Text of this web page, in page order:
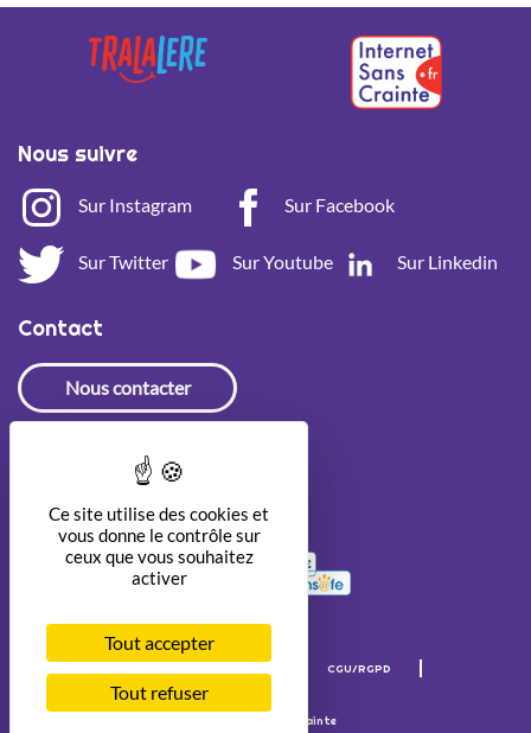
Ce site utilise des cookies et
vous donne le contrôle sur
ceux que vous souhaitez
activer
Tout accepter
Tout refuser
Contact
Nous contacter
Nous suivre
Sur Instagram Sur Facebook
Sur Twitter Sur Youtube Sur Linkedin
CGU/RGPD
Accessibilité
© Internet Sans Crainte